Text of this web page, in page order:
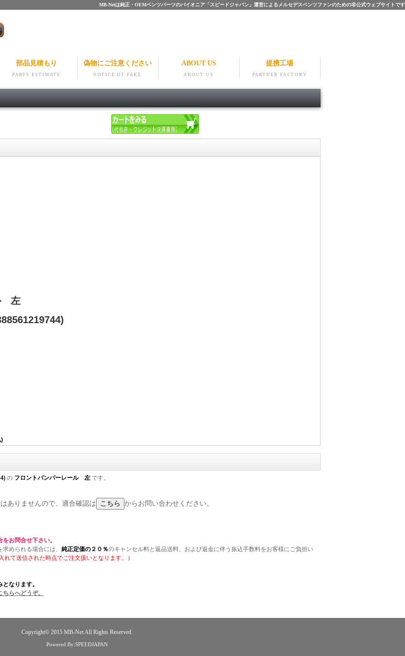
MB-Netは純正・OEMベンツパーツのパイオニア「スピードジャパン」運営によるメルセデスベンツファンのための非公式ウェブサイトです
部品見積もり
PARTS ESTIMATE
偽物にご注意ください
NOTICE OF FAKE
ABOUT US
ABOUT US
提携工場
PARTNER FACTORY
左
の フロントバンパーレール 左です。
ありませんので、適合確認は からお問い合わせください。
お問合せ下さい。
められる場合には、 純正定価の２０％のキャンセル料と返品送料、および返金に伴う振込手数料をお客様にご負担い
れて送信された時点でご注文扱いとなります。）
なります。
ちらへどうぞ。
Copyright© 2015 MB-NetAll Rights Reserved.
Powered By:SPEEDJAPAN